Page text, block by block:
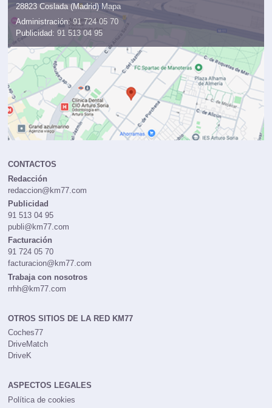
28823 Coslada (Madrid) Mapa
Administración: 91 724 05 70
Publicidad: 91 513 04 95
CONTACTOS
Redacción
redaccion@km77.com
Publicidad
91 513 04 95
publi@km77.com
Facturación
91 724 05 70
facturacion@km77.com
Trabaja con nosotros
rrhh@km77.com
OTROS SITIOS DE LA RED KM77
Coches77
DriveMatch
DriveK
ASPECTOS LEGALES
Política de cookies